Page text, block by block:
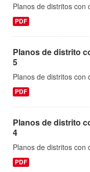
Planos de distritos con
PDF
Planos de distrito
5
Planos de distritos con
PDF
Planos de distrito
4
Planos de distritos con
PDF